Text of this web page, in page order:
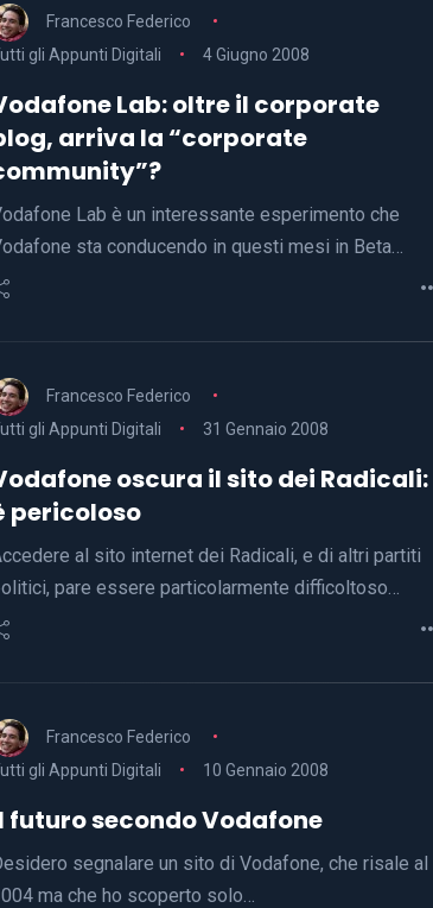
Francesco Federico
gli Appunti Digitali
4 Giugno 2008
Lab: oltre il corporate
arriva la “corporate
Lab è un interessante esperimento che
sta conducendo in questi mesi in Beta…
Francesco Federico
gli Appunti Digitali
31 Gennaio 2008
oscura il sito dei Radicali:
pericoloso
al sito internet dei Radicali, e di altri partiti
pare essere particolarmente difficoltoso…
Francesco Federico
gli Appunti Digitali
10 Gennaio 2008
futuro secondo Vodafone
segnalare un sito di Vodafone, che risale al
ma che ho scoperto solo…